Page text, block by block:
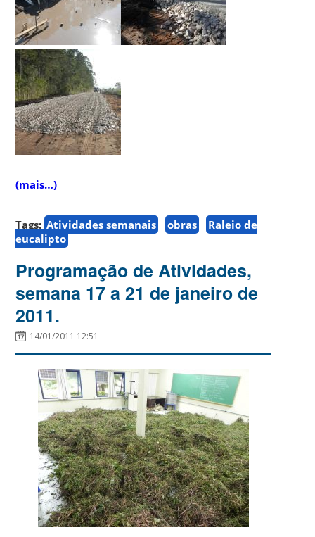
(mais…)
Tags: Atividades semanais obras
Raleio de
eucalipto
Programação de Atividades,
semana 17 a 21 de janeiro de
2011.
14/01/2011 12:51